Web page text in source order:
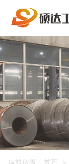
产品展示
关于我们
新闻资讯
在线留言